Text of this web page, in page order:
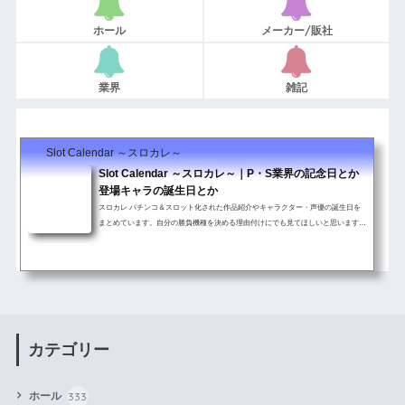
ホール メーカー/販社
業界 雑記
Slot Calendar ～スロカレ～
Slot Calendar ～スロカレ～｜P・S業界の記念日とか
登場キャラの誕生日とか
スロカレ パチンコ＆スロット化された作品紹介やキャラクター・声優の誕生日を
まとめています。自分の勝負機種を決める理由付けにでも見てほしいと思います。
カテゴリー
ホール 333